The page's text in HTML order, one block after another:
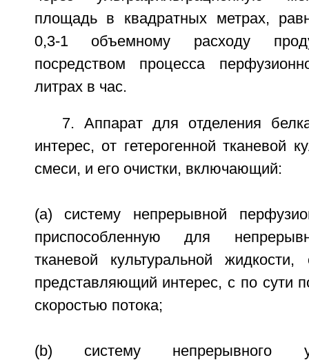
площадь в квадратных метрах,
0,3-1 объемному расходу
посредством процесса
литрах в час.
7. Аппарат для отделения
интерес, от гетерогенной тканевой
смеси, и его очистки, включающий:
(а) систему непрерывной
приспособленную для
тканевой культуральной
представляющий интерес, с по сути
скоростью потока;
(b) систему непрерывного